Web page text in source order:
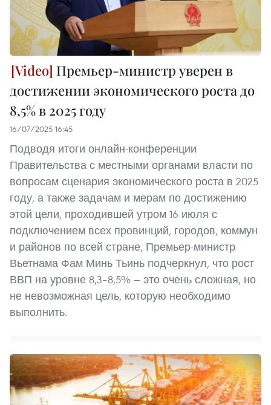
Премьер-министр уверен в
достижении экономического роста до
8,5% в 2025 году
16/07/2025 16:45
Подводя итоги онлайн-конференции
Правительства с местными органами власти по
вопросам сценария экономического роста в 2025
году, а также задачам и мерам по достижению
этой цели, проходившей утром 16 июля с
подключением всех провинций, городов, коммун
и районов по всей стране, Премьер-министр
Вьетнама Фам Минь Тьинь подчеркнул, что рост
ВВП на уровне 8,3–8,5% — это очень сложная, но
не невозможная цель, которую необходимо
выполнить.